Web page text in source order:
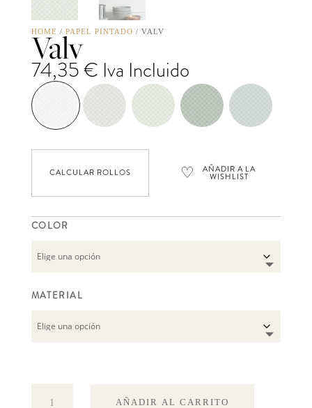
HOME / PAPEL PINTADO / VALV
Valv
74,35€ Iva Incluido
CALCULAR ROLLOS ♡ AÑADIR A LA
WISHLIST
COLOR
MATERIAL
AÑADIR AL CARRITO